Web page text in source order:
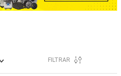
FILTRAR